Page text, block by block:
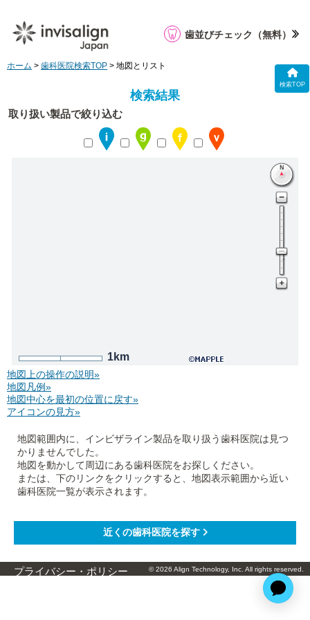
検索TOP
歯並びチェック （無料）
ホーム > 歯科医院検索TOP > 地図とリスト
検索結果
取り扱い製品で絞り込む
1km
地図上の操作の説明»
地図凡例»
地図中心を最初の位置に戻す»
アイコンの見方»
地図範囲内に、インビザライン製品を取り扱う歯科医院は見つ
かりませんでした。
地図を動かして周辺にある歯科医院をお探しください。
または、下のリンクをクリックすると、地図表示範囲から近い
歯科医院一覧が表示されます。
プライバシー・ポリシー © 2026 Align Technology, Inc. All rights reserved.